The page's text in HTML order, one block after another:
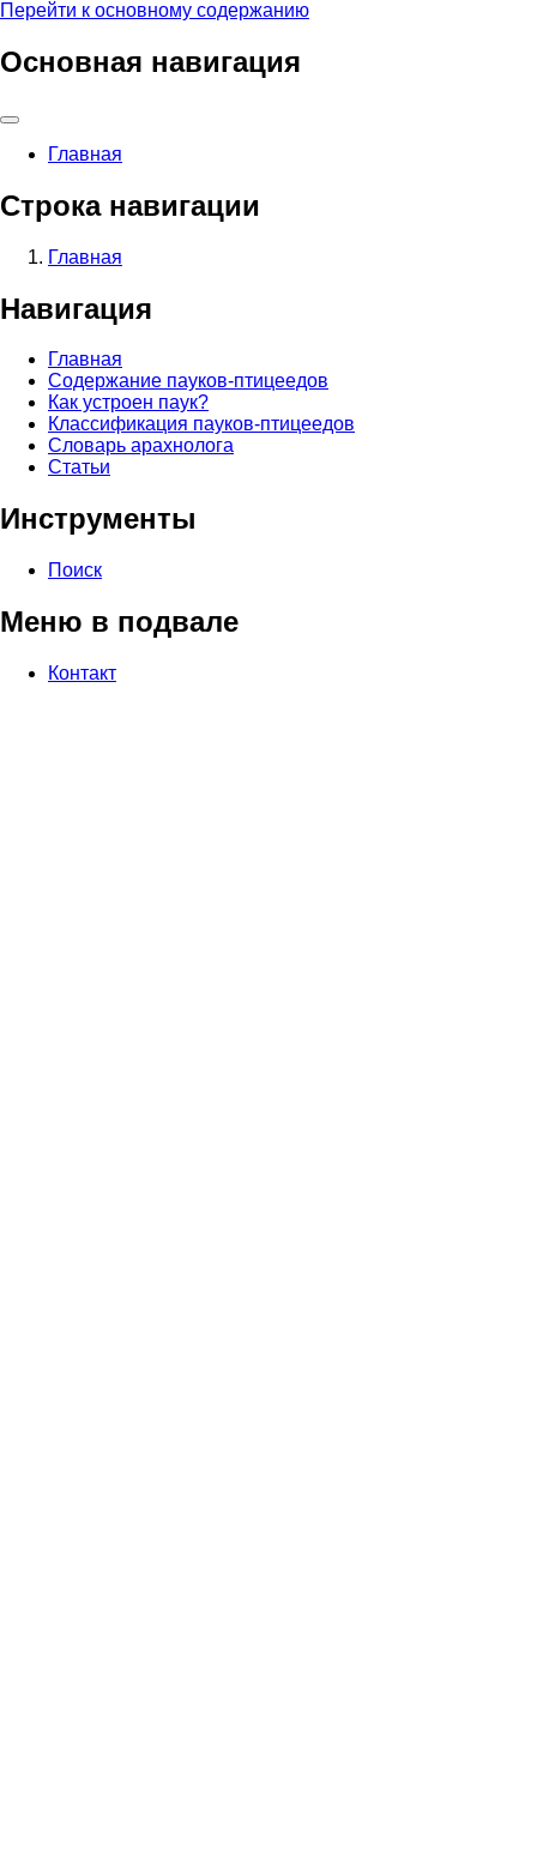
Перейти к основному содержанию
Основная навигация
Главная
Строка навигации
Главная
Навигация
Главная
Содержание пауков-птицеедов
Как устроен паук?
Классификация пауков-птицеедов
Словарь арахнолога
Статьи
Инструменты
Поиск
Меню в подвале
Контакт